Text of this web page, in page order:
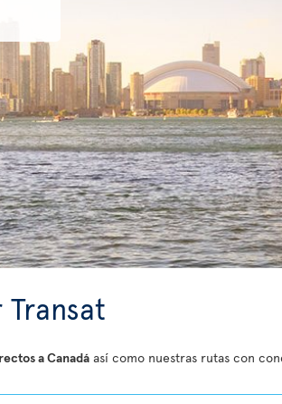
a Canadá así como nuestras rutas con